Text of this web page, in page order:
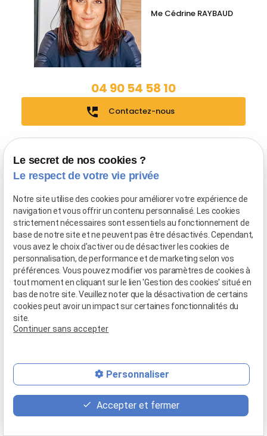
Me Cédrine RAYBAUD
04 90 54 58 10
perm_phone_msg Contactez-nous
Le secret de nos cookies ?
Le respect de votre vie privée
Notre site utilise des cookies pour améliorer votre expérience de
navigation et vous offrir un contenu personnalisé. Les cookies
strictement nécessaires sont essentiels au fonctionnement de
base de notre site et ne peuvent pas être désactivés. Cependant,
vous avez le choix d'activer ou de désactiver les cookies de
personnalisation, de performance et de marketing selon vos
préférences. Vous pouvez modifier vos paramètres de cookies à
tout moment en cliquant sur le lien 'Gestion des cookies' situé en
bas de notre site. Veuillez noter que la désactivation de certains
cookies peut avoir un impact sur certaines fonctionnalités du
site.
Continuer sans accepter
Personnaliser
Accepter et fermer